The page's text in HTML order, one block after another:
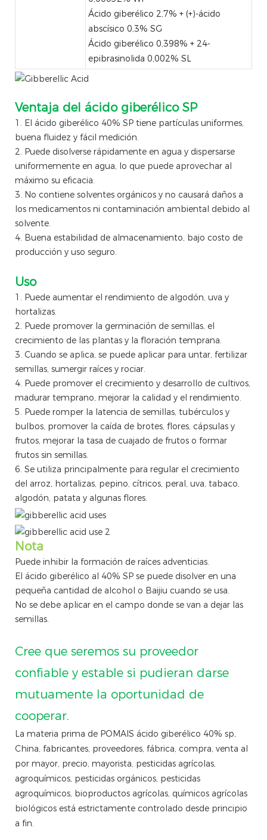
Ácido giberélico 2,7% + (+)-ácido
abscísico 0,3% SG
Ácido giberélico 0,398% + 24-
epibrasinolida 0,002% SL
Ventaja del ácido giberélico SP
1. El ácido giberélico 40% SP tiene partículas uniformes,
buena fluidez y fácil medición.
2. Puede disolverse rápidamente en agua y dispersarse
uniformemente en agua, lo que puede aprovechar al
máximo su eficacia.
3. No contiene solventes orgánicos y no causará daños a
los medicamentos ni contaminación ambiental debido al
solvente.
4. Buena estabilidad de almacenamiento, bajo costo de
producción y uso seguro.
Uso
1. Puede aumentar el rendimiento de algodón, uva y
hortalizas.
2. Puede promover la germinación de semillas, el
crecimiento de las plantas y la floración temprana.
3. Cuando se aplica, se puede aplicar para untar, fertilizar
semillas, sumergir raíces y rociar.
4. Puede promover el crecimiento y desarrollo de cultivos,
madurar temprano, mejorar la calidad y el rendimiento.
5. Puede romper la latencia de semillas, tubérculos y
bulbos, promover la caída de brotes, flores, cápsulas y
frutos, mejorar la tasa de cuajado de frutos o formar
frutos sin semillas.
6. Se utiliza principalmente para regular el crecimiento
del arroz, hortalizas, pepino, cítricos, peral, uva, tabaco,
algodón, patata y algunas flores.
Nota
Puede inhibir la formación de raíces adventicias.
El ácido giberélico al 40% SP se puede disolver en una
pequeña cantidad de alcohol o Baijiu cuando se usa.
No se debe aplicar en el campo donde se van a dejar las
semillas.
Cree que seremos su proveedor
confiable y estable si pudieran darse
mutuamente la oportunidad de
cooperar.
La materia prima de POMAIS ácido giberélico 40% sp,
China, fabricantes, proveedores, fábrica, compra, venta al
por mayor, precio, mayorista, pesticidas agrícolas,
agroquímicos, pesticidas orgánicos, pesticidas
agroquímicos, bioproductos agrícolas, químicos agrícolas
biológicos está estrictamente controlado desde principio
a fin.